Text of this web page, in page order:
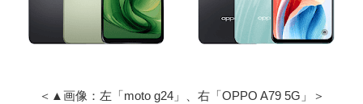
＜▲画像：左「moto g24」、右「OPPO A79 5G」＞